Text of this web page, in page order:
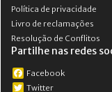
Política de privacidade
Livro de reclamações
Resolução de Conflitos
Partilhe nas redes
Facebook
Twitter